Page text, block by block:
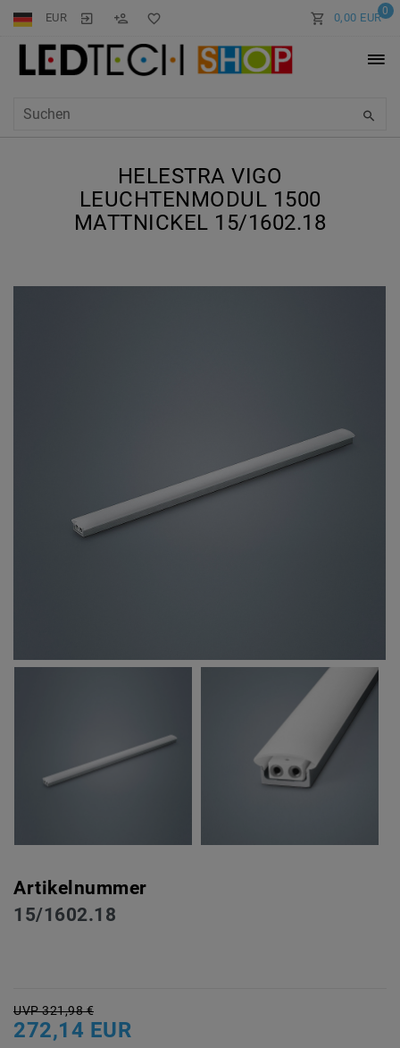
EUR 0
0,00 EUR
HELESTRA VIGO
LEUCHTENMODUL 1500
MATTNICKEL 15/1602.18
Artikelnummer
15/1602.18
UVP 321,98 €
272,14 EUR